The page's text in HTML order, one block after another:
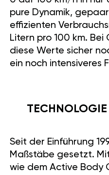
pure Dynamik,
effizienten
Litern pro 100 km. Bei
diese Werte sicher
ein noch intensiveres
Seit der Einführung
Maßstäbe gesetzt.
wie dem Active Body